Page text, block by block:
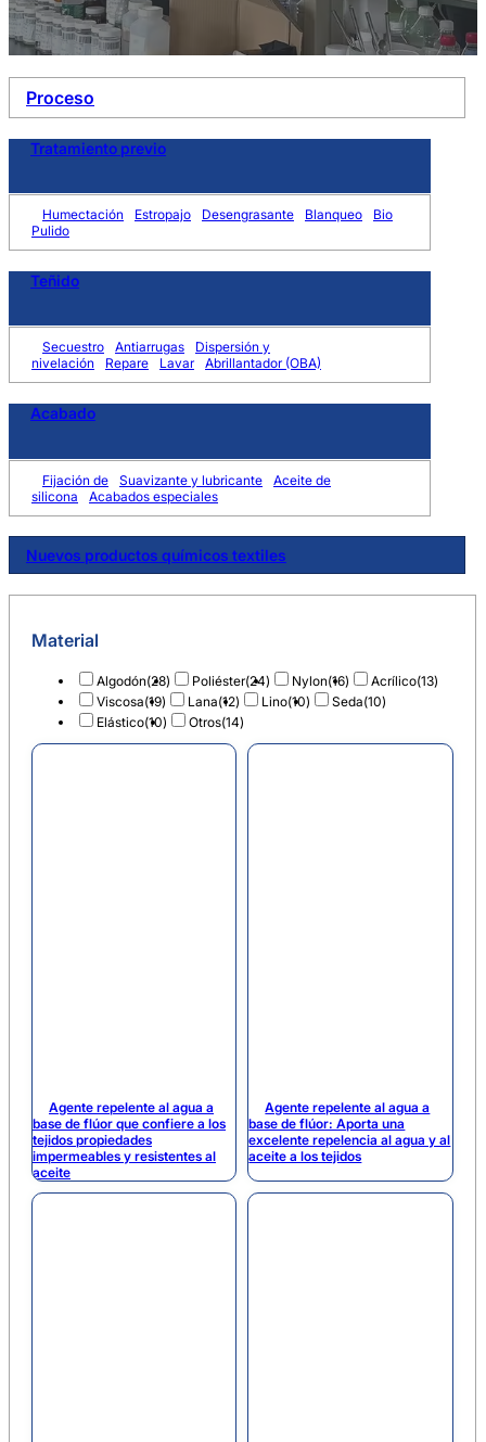
Proceso
Tratamiento previo
Humectación Estropajo Desengrasante Blanqueo
Bio
Pulido
Teñido
Secuestro Antiarrugas
Dispersión y
nivelación
Repare Lavar Abrillantador (OBA)
Acabado
Fijación de Suavizante y lubricante
Aceite de
silicona
Acabados especiales
Nuevos productos químicos textiles
Material
Algodón(28) Poliéster(24) Nylon(16) Acrílico(13)
Viscosa(19) Lana(12) Lino(10) Seda(10)
Elástico(10) Otros(14)
Agente repelente al agua a
base de flúor que confiere a los
tejidos propiedades
impermeables y resistentes al
aceite
Agente repelente al agua a
base de flúor: Aporta una
excelente repelencia al agua y al
aceite a los tejidos